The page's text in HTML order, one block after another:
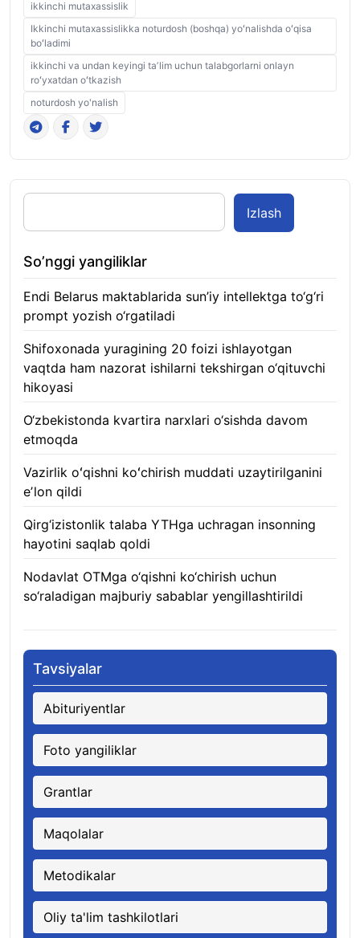
ikkinchi mutaxassislik
Ikkinchi mutaxassislikka noturdosh (boshqa) yoʻnalishda oʻqisa
boʻladimi
ikkinchi va undan keyingi taʼlim uchun talabgorlarni onlayn
roʻyxatdan oʻtkazish
noturdosh yo'nalish
Izlash
So’nggi yangiliklar
Endi Belarus maktablarida sun’iy intellektga to‘g‘ri
prompt yozish o‘rgatiladi
Shifoxonada yuragining 20 foizi ishlayotgan
vaqtda ham nazorat ishilarni tekshirgan o‘qituvchi
hikoyasi
O‘zbekistonda kvartira narxlari o‘sishda davom
etmoqda
Vazirlik oʻqishni koʻchirish muddati uzaytirilganini
eʼlon qildi
Qirg‘izistonlik talaba YTHga uchragan insonning
hayotini saqlab qoldi
Nodavlat OTMga o‘qishni ko‘chirish uchun
so‘raladigan majburiy sabablar yengillashtirildi
Tavsiyalar
Abituriyentlar
Foto yangiliklar
Grantlar
Maqolalar
Metodikalar
Oliy ta'lim tashkilotlari